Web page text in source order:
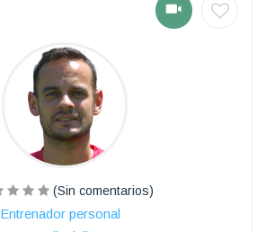
(Sin comentarios)
Entrenador personal